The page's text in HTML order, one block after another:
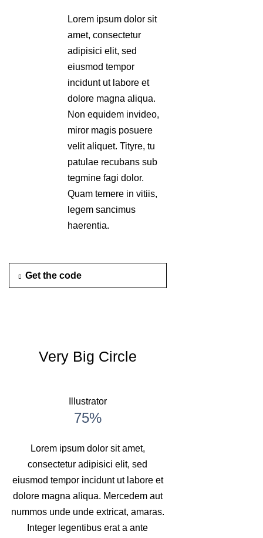
Lorem ipsum dolor sit
amet, consectetur
adipisici elit, sed
eiusmod tempor
incidunt ut labore et
dolore magna aliqua.
Non equidem invideo,
miror magis posuere
velit aliquet. Tityre, tu
patulae recubans sub
tegmine fagi dolor.
Quam temere in vitiis,
legem sancimus
haerentia.
Get the code
Very Big Circle
Illustrator
75%
Lorem ipsum dolor sit amet,
consectetur adipisici elit, sed
eiusmod tempor incidunt ut labore et
dolore magna aliqua. Mercedem aut
nummos unde unde extricat, amaras.
Integer legentibus erat a ante